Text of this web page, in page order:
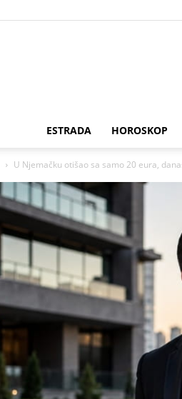
ESTRADA HOROSKOP
U Njemačku otišao sa samo 20 eura,